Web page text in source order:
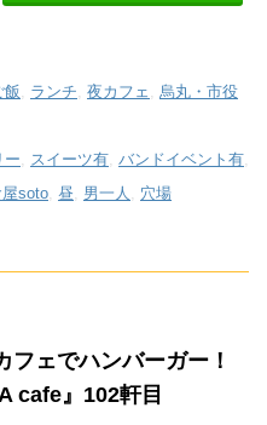
飯 ランチ 夜カフェ
烏丸・市役
ー スイーツ有 バンドイベント有
屋soto 昼 男一人 穴場
フェでハンバーガー！
cafe』102軒目